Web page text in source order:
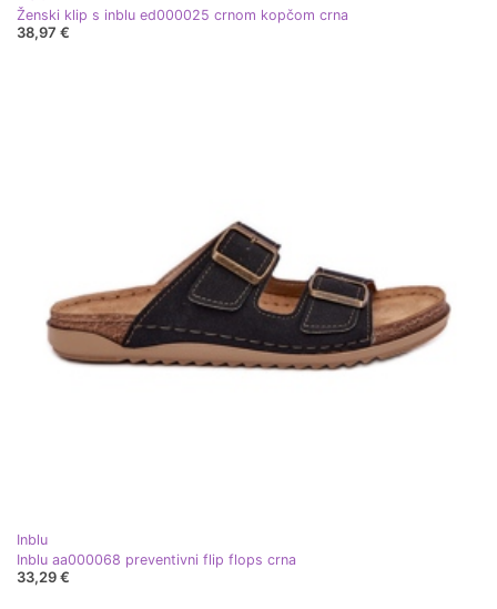
Ženski klip s inblu ed000025 crnom kopčom crna
38,97 €
Inblu
Inblu aa000068 preventivni flip flops crna
33,29 €